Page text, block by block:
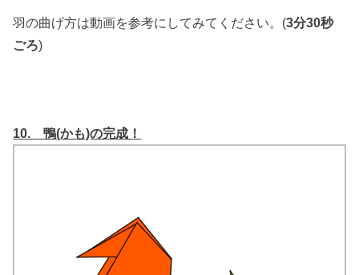
羽の曲げ方は動画を参考にしてみてください。(3分30秒
ごろ)
10. 鴨(かも)の完成！